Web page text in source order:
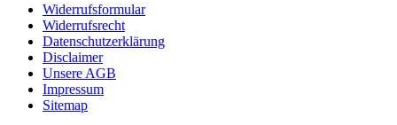
Widerrufsformular
Widerrufsrecht
Datenschutzerklärung
Disclaimer
Unsere AGB
Impressum
Sitemap